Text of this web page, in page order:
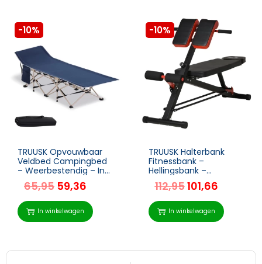
-10%
TRUUSK Opvouwbaar
Veldbed Campingbed
– Weerbestendig – Incl.
Draagkoffer – 190 cm x
68 cm x 52 cm – Blauw
65,95 59,36
In winkelwagen
-10%
TRUUSK Halterbank
Fitnessbank –
Hellingsbank –
Multifunctionele
Buiktrainer –
Verstelbaar – Staal –
Zwart – 64 x 146 x 73,5-
85 cm
112,95101,66
In winkelwagen